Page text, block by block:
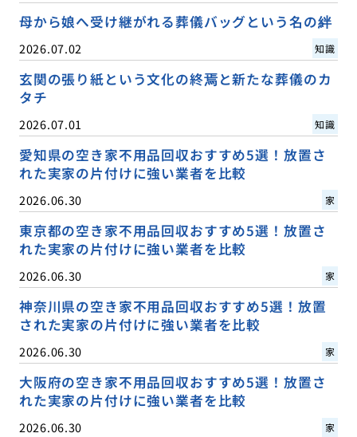
母から娘へ受け継がれる葬儀バッグという名の絆
2026.07.02 知識
玄関の張り紙という文化の終焉と新たな葬儀のカ
タチ
2026.07.01 知識
愛知県の空き家不用品回収おすすめ5選！放置さ
れた実家の片付けに強い業者を比較
2026.06.30 家
東京都の空き家不用品回収おすすめ5選！放置さ
れた実家の片付けに強い業者を比較
2026.06.30 家
神奈川県の空き家不用品回収おすすめ5選！放置
された実家の片付けに強い業者を比較
2026.06.30 家
大阪府の空き家不用品回収おすすめ5選！放置さ
れた実家の片付けに強い業者を比較
2026.06.30 家